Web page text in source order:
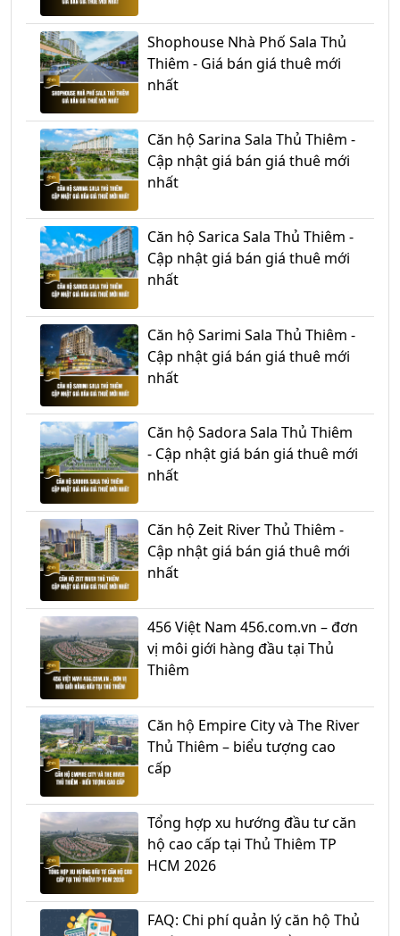
Shophouse Nhà Phố Sala Thủ
Thiêm - Giá bán giá thuê mới
nhất
Căn hộ Sarina Sala Thủ Thiêm -
Cập nhật giá bán giá thuê mới
nhất
Căn hộ Sarica Sala Thủ Thiêm -
Cập nhật giá bán giá thuê mới
nhất
Căn hộ Sarimi Sala Thủ Thiêm -
Cập nhật giá bán giá thuê mới
nhất
Căn hộ Sadora Sala Thủ Thiêm
- Cập nhật giá bán giá thuê mới
nhất
Căn hộ Zeit River Thủ Thiêm -
Cập nhật giá bán giá thuê mới
nhất
456 Việt Nam 456.com.vn – đơn
vị môi giới hàng đầu tại Thủ
Thiêm
Căn hộ Empire City và The River
Thủ Thiêm – biểu tượng cao
cấp
Tổng hợp xu hướng đầu tư căn
hộ cao cấp tại Thủ Thiêm TP
HCM 2026
FAQ: Chi phí quản lý căn hộ Thủ